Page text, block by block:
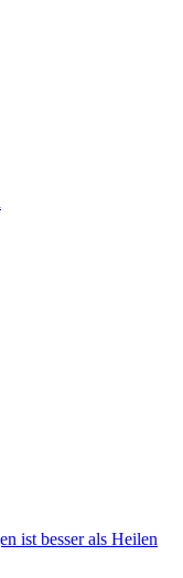
ist besser als Heilen